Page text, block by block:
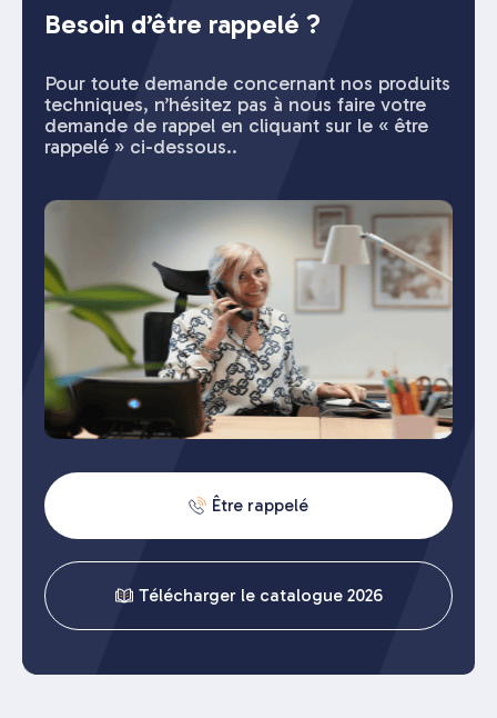
Besoin d’être rappelé ?
Pour toute demande concernant nos produits
techniques, n’hésitez pas à nous faire votre
demande de rappel en cliquant sur le « être
rappelé » ci-dessous..
Être rappelé
Télécharger le catalogue 2026